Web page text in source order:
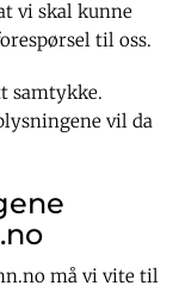
vi skal kunne
til oss.
samtykke.
vil da
må vi vite til